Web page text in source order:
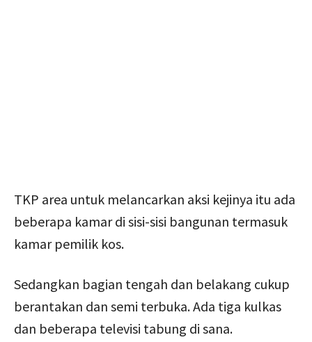
TKP area untuk melancarkan aksi kejinya itu ada
beberapa kamar di sisi-sisi bangunan termasuk
kamar pemilik kos.
Sedangkan bagian tengah dan belakang cukup
berantakan dan semi terbuka. Ada tiga kulkas
dan beberapa televisi tabung di sana.